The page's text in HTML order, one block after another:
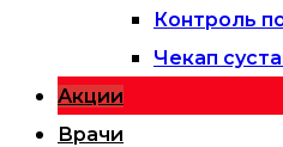
Контроль
Чекап
Акции
Врачи